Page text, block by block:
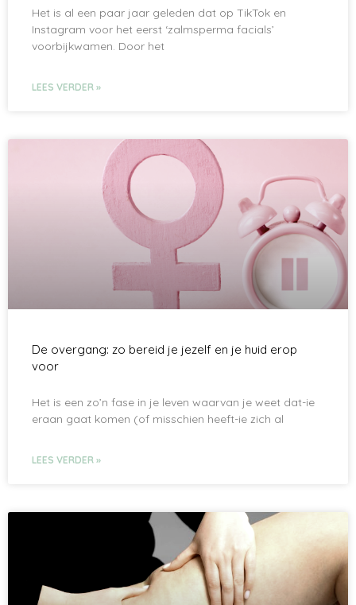
Het is al een paar jaar geleden dat op TikTok en
Instagram voor het eerst ‘zalmsperma facials’
voorbijkwamen. Door het
LEES VERDER »
De overgang: zo bereid je jezelf en je huid erop
voor
Het is een zo’n fase in je leven waarvan je weet dat-ie
eraan gaat komen (of misschien heeft-ie zich al
LEES VERDER »